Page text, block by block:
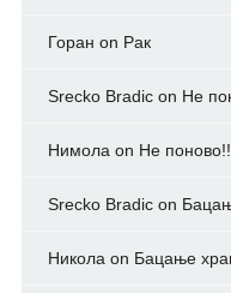
Горан on Рак
Srecko Bradicon Не
Нимола on Не
Srecko Bradicon
Никола on Бацање